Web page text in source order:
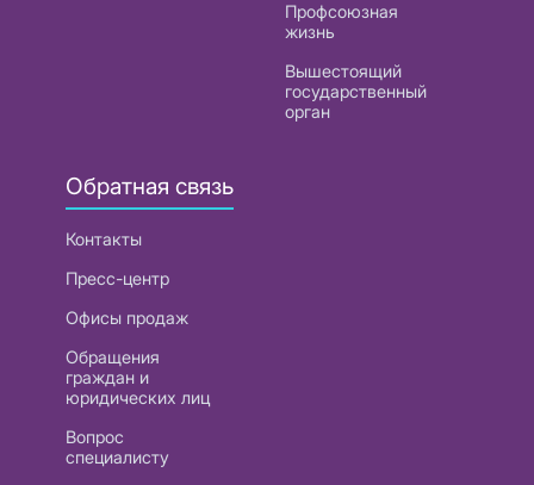
Профсоюзная
жизнь
Вышестоящий
государственный
орган
Обратная связь
Контакты
Пресс-центр
Офисы продаж
Обращения
граждан и
юридических лиц
Вопрос
специалисту